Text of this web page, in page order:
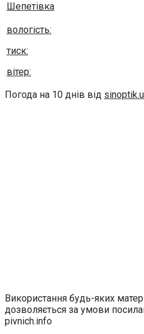
Шепетівка
вологість:
тиск:
вітер:
Погода на 10 днів від
Використання будь-яких
дозволяється за умови
pivnich.info